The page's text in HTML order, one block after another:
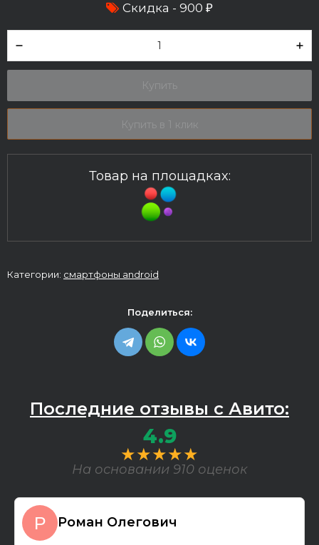
Скидка - 900 ₽
Купить
Купить в 1 клик
Товар на площадках:
Категории: смартфоны android
Поделиться:
Последние отзывы с Авито:
4.9
★★★★★
На основании 910 оценок
Роман Олегович